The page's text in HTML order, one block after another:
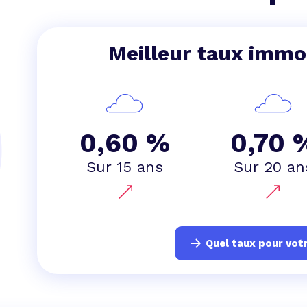
Toutes les simulations
taux !
Toutes les simulations
! de crédits
Meilleur taux
0,60 %
Sur 15 ans
0,70
Sur 20
Quel taux pour